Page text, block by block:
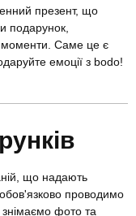
презент, що
подарунок,
моменти. Саме це є
емоції з bodo!
що надають
проводимо
знімаємо фото та